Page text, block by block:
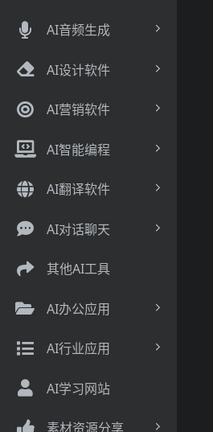
AI音频生成
AI设计软件
AI营销软件
AI智能编程
AI翻译软件
AI对话聊天
其他AI工具
AI办公应用
AI行业应用
AI学习网站
素材资源分享